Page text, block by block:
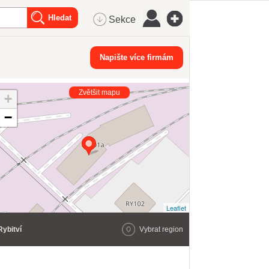
Sekce
Napište více firmám
+
−
Leaflet
Zvětšit mapu
Vybrat region